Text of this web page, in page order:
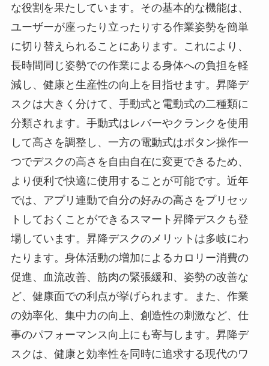
な役割を果たしています。その基本的な機能は、
ユーザーが座ったり立ったりする作業姿勢を簡単
に切り替えられることにあります。これにより、
長時間同じ姿勢での作業による身体への負担を軽
減し、健康と生産性の向上を目指せます。昇降デ
スクは大きく分けて、手動式と電動式の二種類に
分類されます。手動式はレバーやクランクを使用
して高さを調整し、一方の電動式はボタン操作一
つでデスクの高さを自由自在に変更できるため、
より便利で快適に使用することが可能です。近年
では、アプリ連動で自分の好みの高さをプリセッ
トしておくことができるスマート昇降デスクも登
場しています。昇降デスクのメリットは多岐にわ
たります。身体活動の増加によるカロリー消費の
促進、血流改善、筋肉の緊張緩和、姿勢の改善な
ど、健康面での利点が挙げられます。また、作業
の効率化、集中力の向上、創造性の刺激など、仕
事のパフォーマンス向上にも寄与します。昇降デ
スクは、健康と効率性を同時に追求する現代のワ